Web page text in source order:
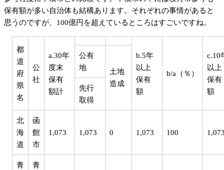
保有額が多い自治体も結構あります。それぞれの事情があると
思うのですが、100億円を超えているところはすごいですね。
都
道
府
県
名
公
社
a.30年
度末
保有
額計
b.5年
以上
保有
額
b/a（％）
c.10
以上
保有
額
公有
地
土地
造成
先行
取得
北
海
道
函
館
市
1,073 1,073 0 1,073 100
青
青